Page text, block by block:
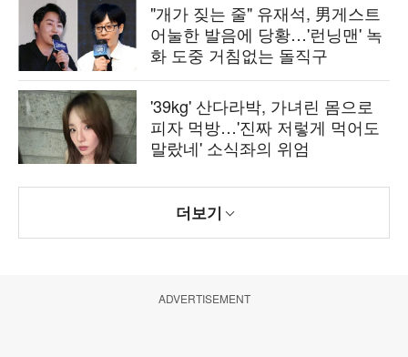
"개가 짖는 줄" 유재석, 男게스트
어눌한 발음에 당황…'런닝맨' 녹
화 도중 거침없는 돌직구
'39kg' 산다라박, 가녀린 몸으로
피자 먹방…'진짜 저렇게 먹어도
말랐네' 소식좌의 위엄
더보기
ADVERTISEMENT